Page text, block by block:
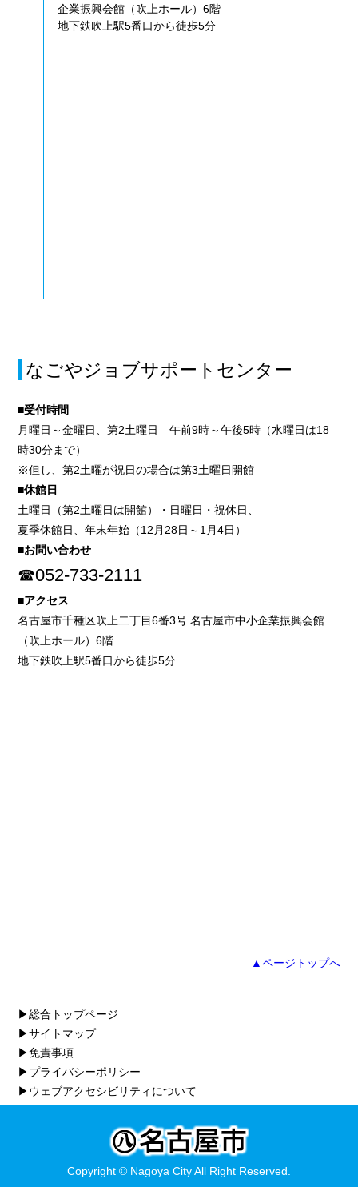
企業振興会館（吹上ホール）6階
地下鉄吹上駅5番口から徒歩5分
なごやジョブサポートセンター
■受付時間
月曜日～金曜日、第2土曜日 午前9時～午後5時（水曜日は18
時30分まで）
※但し、第2土曜が祝日の場合は第3土曜日開館
■休館日
土曜日（第2土曜日は開館）・日曜日・祝休日、
夏季休館日、年末年始（12月28日～1月4日）
■お問い合わせ
☎052-733-2111
■アクセス
名古屋市千種区吹上二丁目6番3号 名古屋市中小企業振興会館
（吹上ホール）6階
地下鉄吹上駅5番口から徒歩5分
▲ページトップへ
▶総合トップページ
▶サイトマップ
▶免責事項
▶プライバシーポリシー
▶ウェブアクセシビリティについて
Copyright © Nagoya City All Right Reserved.